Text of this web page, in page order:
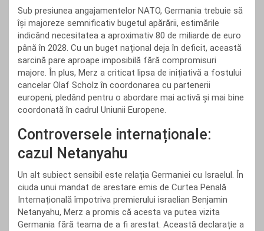
Sub presiunea angajamentelor NATO, Germania trebuie să
își majoreze semnificativ bugetul apărării, estimările
indicând necesitatea a aproximativ 80 de miliarde de euro
până în 2028. Cu un buget național deja în deficit, această
sarcină pare aproape imposibilă fără compromisuri
majore. În plus, Merz a criticat lipsa de inițiativă a fostului
cancelar Olaf Scholz în coordonarea cu partenerii
europeni, pledând pentru o abordare mai activă și mai bine
coordonată în cadrul Uniunii Europene.
Controversele internaționale:
cazul Netanyahu
Un alt subiect sensibil este relația Germaniei cu Israelul. În
ciuda unui mandat de arestare emis de Curtea Penală
Internațională împotriva premierului israelian Benjamin
Netanyahu, Merz a promis că acesta va putea vizita
Germania fără teama de a fi arestat. Această declarație a